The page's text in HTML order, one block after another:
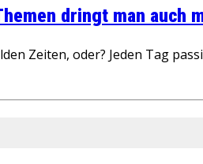
dringt man auch
Zeiten, oder? Jeden Tag